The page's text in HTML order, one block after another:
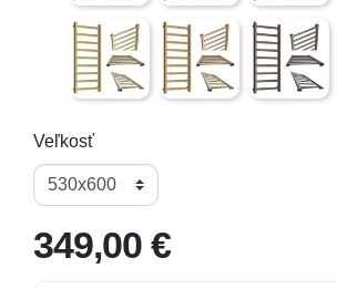
Antique Brighter ( hladký )
Starožitný tmavší (
Bordová
Veľkosť
349,00 €